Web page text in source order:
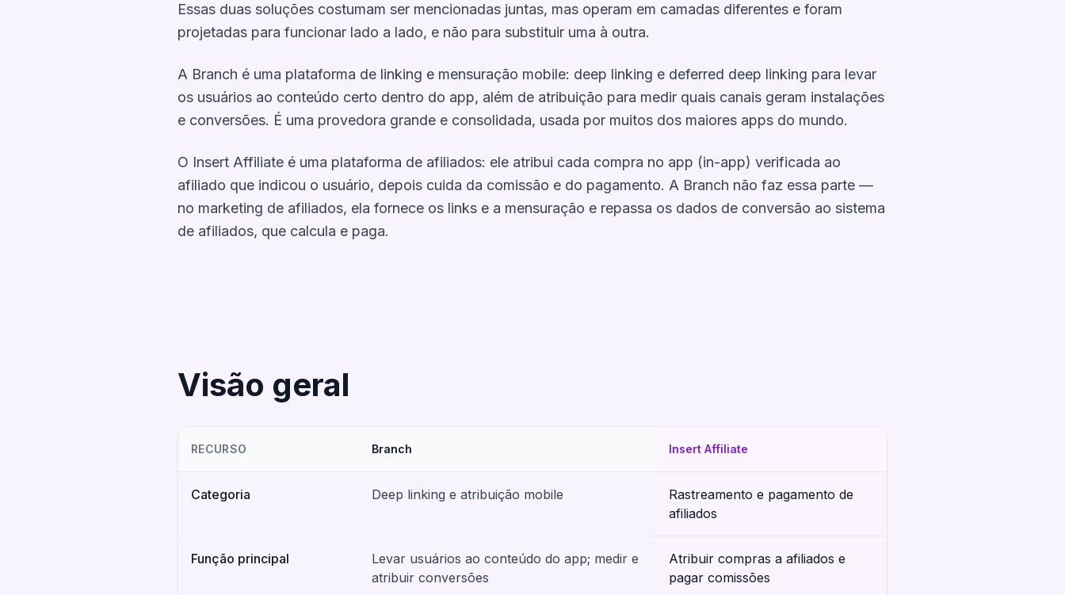
Essas duas soluções costumam ser mencionadas juntas, mas operam em camadas diferentes e foram
projetadas para funcionar lado a lado, e não para substituir uma à outra.
A Branch é uma plataforma de linking e mensuração mobile: deep linking e deferred deep linking para levar
os usuários ao conteúdo certo dentro do app, além de atribuição para medir quais canais geram instalações
e conversões. É uma provedora grande e consolidada, usada por muitos dos maiores apps do mundo.
O Insert Affiliate é uma plataforma de afiliados: ele atribui cada compra no app (in-app) verificada ao
afiliado que indicou o usuário, depois cuida da comissão e do pagamento. A Branch não faz essa parte —
no marketing de afiliados, ela fornece os links e a mensuração e repassa os dados de conversão ao sistema
de afiliados, que calcula e paga.
Visão geral
RECURSO Branch Insert Affiliate
Categoria Deep linking e atribuição mobile
Rastreamento e pagamento de
afiliados
Função principal
Levar usuários ao conteúdo do app; medir e
atribuir conversões
Atribuir compras a afiliados e
pagar comissões